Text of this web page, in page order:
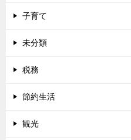
子育て
未分類
税務
節約生活
観光